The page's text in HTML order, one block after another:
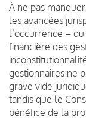
À ne pas
les avancées
l’occurrence –
financière des
gestionnaires ne
grave vide
tandis que le
bénéfice de la